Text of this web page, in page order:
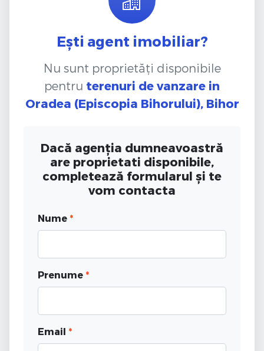
Ești agent imobiliar?
Nu sunt proprietăți disponibile
pentru terenuri de vanzare in
Oradea (Episcopia Bihorului), Bihor
Dacă agenția dumneavoastră
are proprietati disponibile,
completează formularul și te
vom contacta
Nume *
Prenume *
Email *